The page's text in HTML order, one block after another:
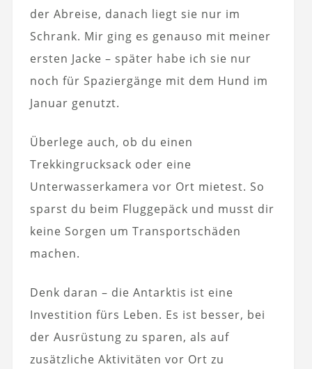
der Abreise, danach liegt sie nur im
Schrank. Mir ging es genauso mit meiner
ersten Jacke – später habe ich sie nur
noch für Spaziergänge mit dem Hund im
Januar genutzt.
Überlege auch, ob du einen
Trekkingrucksack oder eine
Unterwasserkamera vor Ort mietest. So
sparst du beim Fluggepäck und musst dir
keine Sorgen um Transportschäden
machen.
Denk daran – die Antarktis ist eine
Investition fürs Leben. Es ist besser, bei
der Ausrüstung zu sparen, als auf
zusätzliche Aktivitäten vor Ort zu